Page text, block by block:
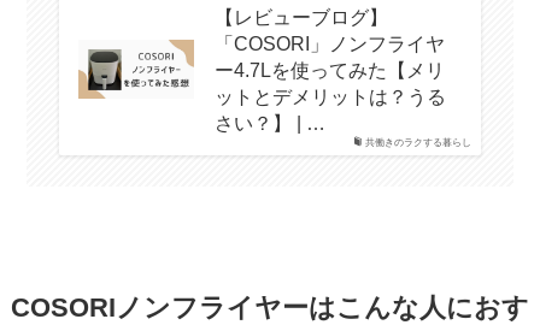
共働きのラクする暮らし
【レビューブログ】
「COSORI」ノンフライヤ
ー4.7Lを使ってみた【メリ
ットとデメリットは？うる
さい？】 | …
COSORIノンフライヤーはこんな人におす